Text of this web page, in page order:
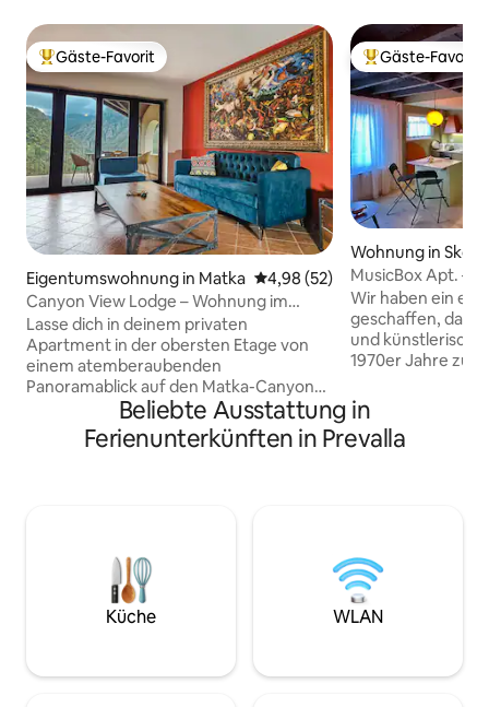
Beliebter Gäste-Favorit.
Gäste-Favorit
Eigentumswohnung in Matka Durchschnittliche Bewertung:
4,98 (52)
Canyon View Lodge – Wohnung im
obersten Stockwerk mit Aussicht
Lasse dich in deinem privaten
Apartment in der obersten Etage von
einem atemberaubenden
Panoramablick auf den Matka-Canyon
wecken – Klippen, Fluss und Wald
erstrecken sich unter deinem Balkon.
Die Canyon View Lodge liegt
Bett, eine voll ausgestattete Küche, ein
geräumiges Wohnzimmer und einen
Balkon, der wie geschaffen ist für lange
Morgen mit Kaffee. Von der Lodge aus
entfernt: Bootsfahrten, Kajakfahren und
Beliebter Gäste-
Gäste-Favorit
Wohnung in
MusicBox Apt. –
/Fußgängerzone
Wir haben ein
geschaffen, das
und künstlerische
1970er Jahre
Verschmelzung
und modernem
des
„Yugo MusicBox-
wahres Juwel im
Lage ist
Beliebte Ausstattung in
Ferienunterkünften in Prevalla
Küche WLAN